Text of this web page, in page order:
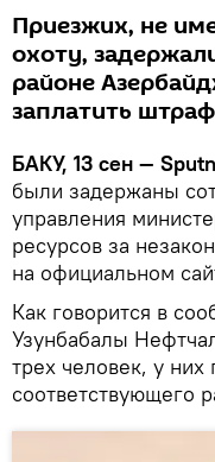
Приезжих, не
охоту,
районе
заплатить
БАКУ, 13 сен —
были задержаны
управления
ресурсов за
на официальном
Как говорится в
Узунбабалы
трех человек, у
соответствующего